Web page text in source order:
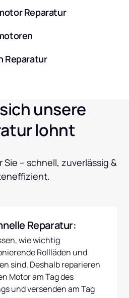
Reparatur
Reparatur
unsere
lohnt
Sie – schnell, zuverlässig &
Reparatur:
wie wichtig
Rollläden und
sind. Deshalb reparieren
Motor am Tag des
und versenden am Tag